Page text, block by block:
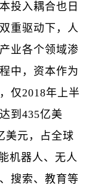
投入耦合也日
重驱动下，人
业各个领域渗
中，资本作为
仅2018年上半
到435亿美
美元，占全球
机器人、无人
搜索、教育等